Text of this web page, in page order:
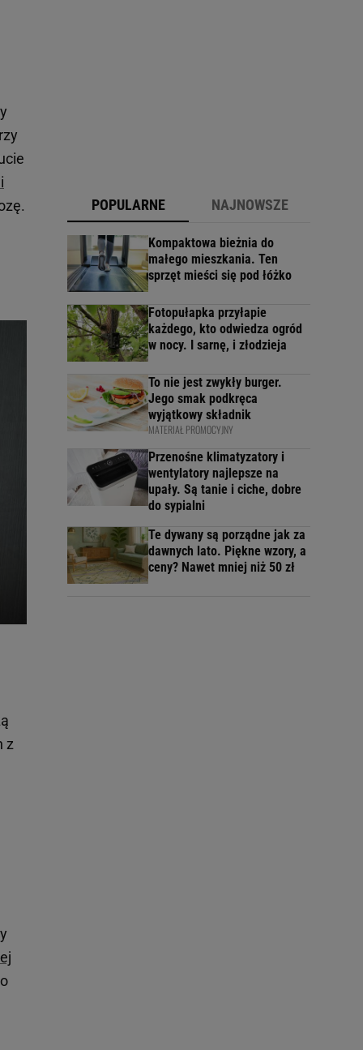
z
POPULARNE NAJNOWSZE
Kompaktowa bieżnia do
małego mieszkania. Ten
sprzęt mieści się pod łóżko
Fotopułapka przyłapie
każdego, kto odwiedza ogród
w nocy. I sarnę, i złodzieja
To nie jest zwykły burger.
Jego smak podkręca
wyjątkowy składnik
MATERIAŁ PROMOCYJNY
Przenośne klimatyzatory i
wentylatory najlepsze na
upały. Są tanie i ciche, dobre
do sypialni
Te dywany są porządne jak za
dawnych lato. Piękne wzory, a
ceny? Nawet mniej niż 50 zł